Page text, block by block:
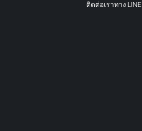
ติดต่อเราทาง LINE